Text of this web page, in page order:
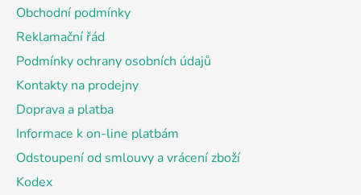
Obchodní podmínky
Reklamační řád
Podmínky ochrany osobních údajů
Kontakty na prodejny
Doprava a platba
Informace k on-line platbám
Odstoupení od smlouvy a vrácení zboží
Kodex